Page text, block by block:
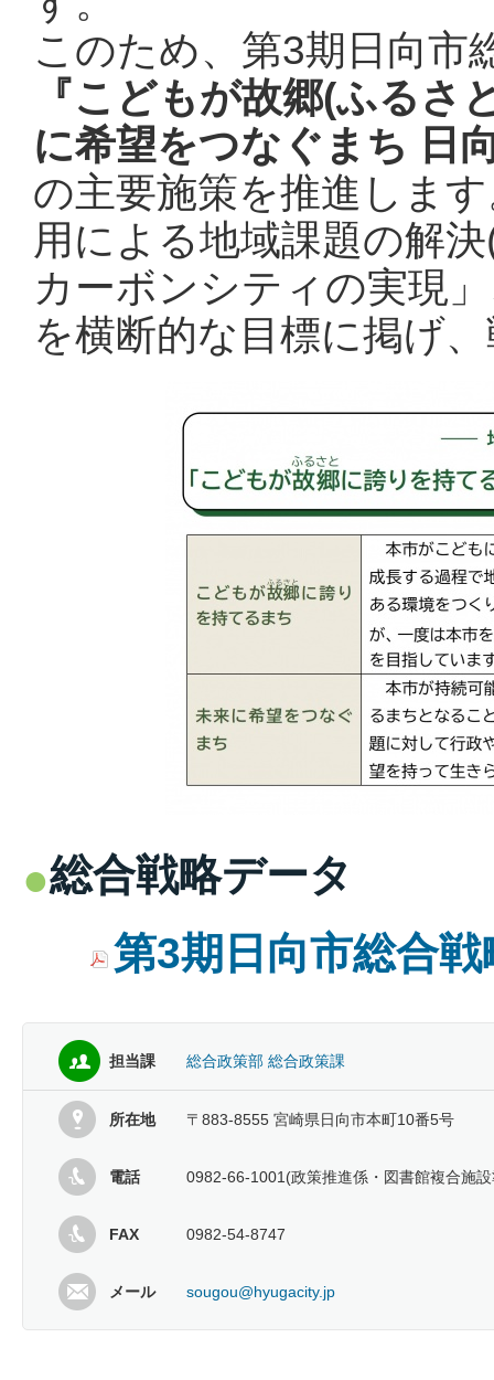
このため、第3期日向市
『こどもが故郷(ふるさ
に希望をつなぐまち 日
の主要施策を推進しま
用による地域課題の解
カーボンシティの実現
を横断的な目標に掲げ
総合戦略データ
第3期日向市総合
担当課 総合政策部 総合政策課
所在地 〒883-8555 宮崎県日向市本町10番5号
電話 0982-66-1001(政策推進係・図書館複合施
FAX 0982-54-8747
メール sougou@hyugacity.jp